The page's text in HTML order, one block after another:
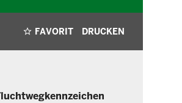
FAVORIT DRUCKEN